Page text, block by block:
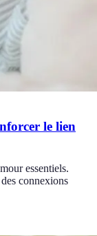
le lien
essentiels.
connexions